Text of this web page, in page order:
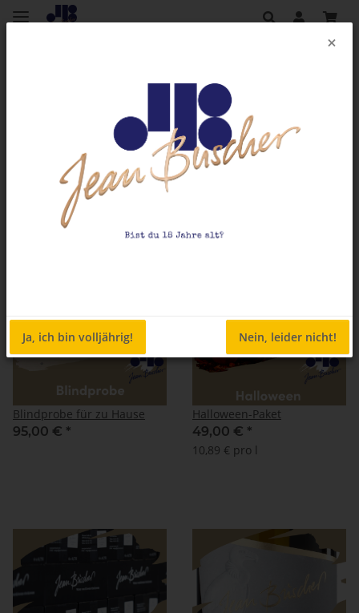
Artikel 1 - 6 von 6
Blindprobe für zu Hause
95,00 € *
Halloween-Paket
49,00 € *
10,89 € pro l
×
Ja, ich bin volljährig! Nein, leider nicht!